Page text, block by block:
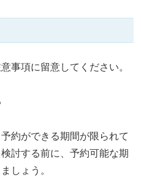
事項に留意してください。
約ができる期間が限られて
討する前に、予約可能な期
しょう。